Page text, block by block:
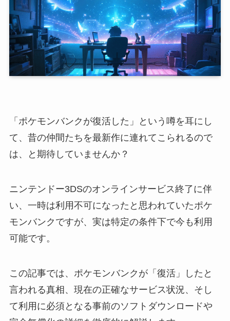
「ポケモンバンクが復活した」という噂を耳にし
て、昔の仲間たちを最新作に連れてこられるので
は、と期待していませんか？
ニンテンドー3DSのオンラインサービス終了に伴
い、一時は利用不可になったと思われていたポケ
モンバンクですが、実は特定の条件下で今も利用
可能です。
この記事では、ポケモンバンクが「復活」したと
言われる真相、現在の正確なサービス状況、そし
て利用に必須となる事前のソフトダウンロードや